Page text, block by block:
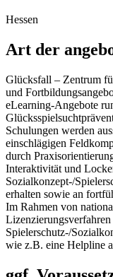
Hessen
Art der
Glücksfall – Zentrum
und
eLearning-Angebote
Schulungen werden
einschlägigen
durch
Interaktivität und
Sozialkonzept-/
erhalten sowie an
Im Rahmen von
Spielerschutz-/
wie z.B. eine Helpline